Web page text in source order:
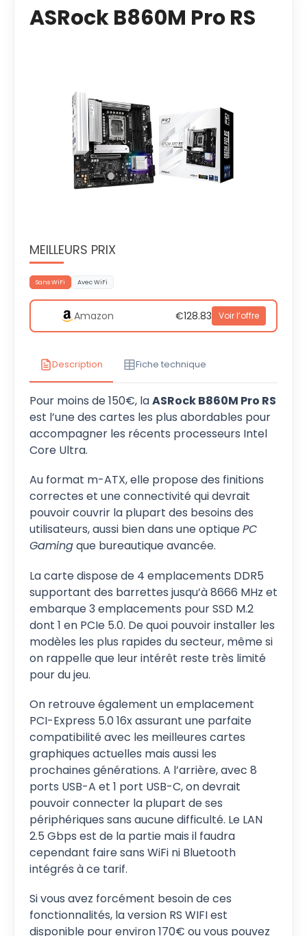
ASRock B860M Pro RS
MEILLEURS PRIX
Sans WiFi Avec WiFi
Amazon €128.83 Voir l’offre
Description Fiche technique
Pour moins de 150€, laASRock B860M Pro RS
est l’une des cartes les plus abordables pour
accompagner les récents processeurs Intel
Core Ultra.
Au format m-ATX, elle propose des finitions
correctes et une connectivité qui devrait
pouvoir couvrir la plupart des besoins des
utilisateurs, aussi bien dans une optiquePC
Gamingque bureautique avancée.
La carte dispose de 4 emplacements DDR5
supportant des barrettes jusqu’à 8666 MHz et
embarque 3 emplacements pour SSD M.2
dont 1 en PCIe 5.0. De quoi pouvoir installer les
modèles les plus rapides du secteur, même si
on rappelle que leur intérêt reste très limité
pour du jeu.
On retrouve également un emplacement
PCI-Express 5.0 16x assurant une parfaite
compatibilité avec les meilleures cartes
graphiques actuelles mais aussi les
prochaines générations. A l’arrière, avec 8
ports USB-A et 1 port USB-C, on devrait
pouvoir connecter la plupart de ses
périphériques sans aucune difficulté. Le LAN
2.5 Gbps est de la partie mais il faudra
cependant faire sans WiFi ni Bluetooth
intégrés à ce tarif.
Si vous avez forcément besoin de ces
fonctionnalités, la version RS WIFI est
disponible pour environ 170€ ou vous pouvez